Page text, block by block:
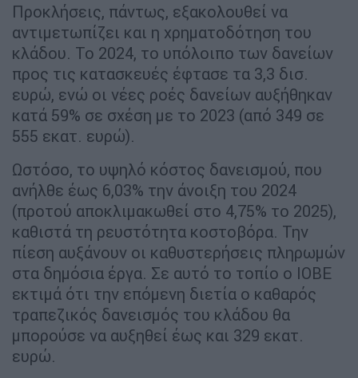
Προκλήσεις, πάντως, εξακολουθεί να
αντιμετωπίζει και η χρηματοδότηση του
κλάδου. Το 2024, το υπόλοιπο των δανείων
προς τις κατασκευές έφτασε τα 3,3 δισ.
ευρώ, ενώ οι νέες ροές δανείων αυξήθηκαν
κατά 59% σε σχέση με το 2023 (από 349 σε
555 εκατ. ευρώ).
Ωστόσο, το υψηλό κόστος δανεισμού, που
ανήλθε έως 6,03% την άνοιξη του 2024
(προτού αποκλιμακωθεί στο 4,75% το 2025),
καθιστά τη ρευστότητα κοστοβόρα. Την
πίεση αυξάνουν οι καθυστερήσεις πληρωμών
στα δημόσια έργα. Σε αυτό το τοπίο ο ΙΟΒΕ
εκτιμά ότι την επόμενη διετία ο καθαρός
τραπεζικός δανεισμός του κλάδου θα
μπορούσε να αυξηθεί έως και 329 εκατ.
ευρώ.